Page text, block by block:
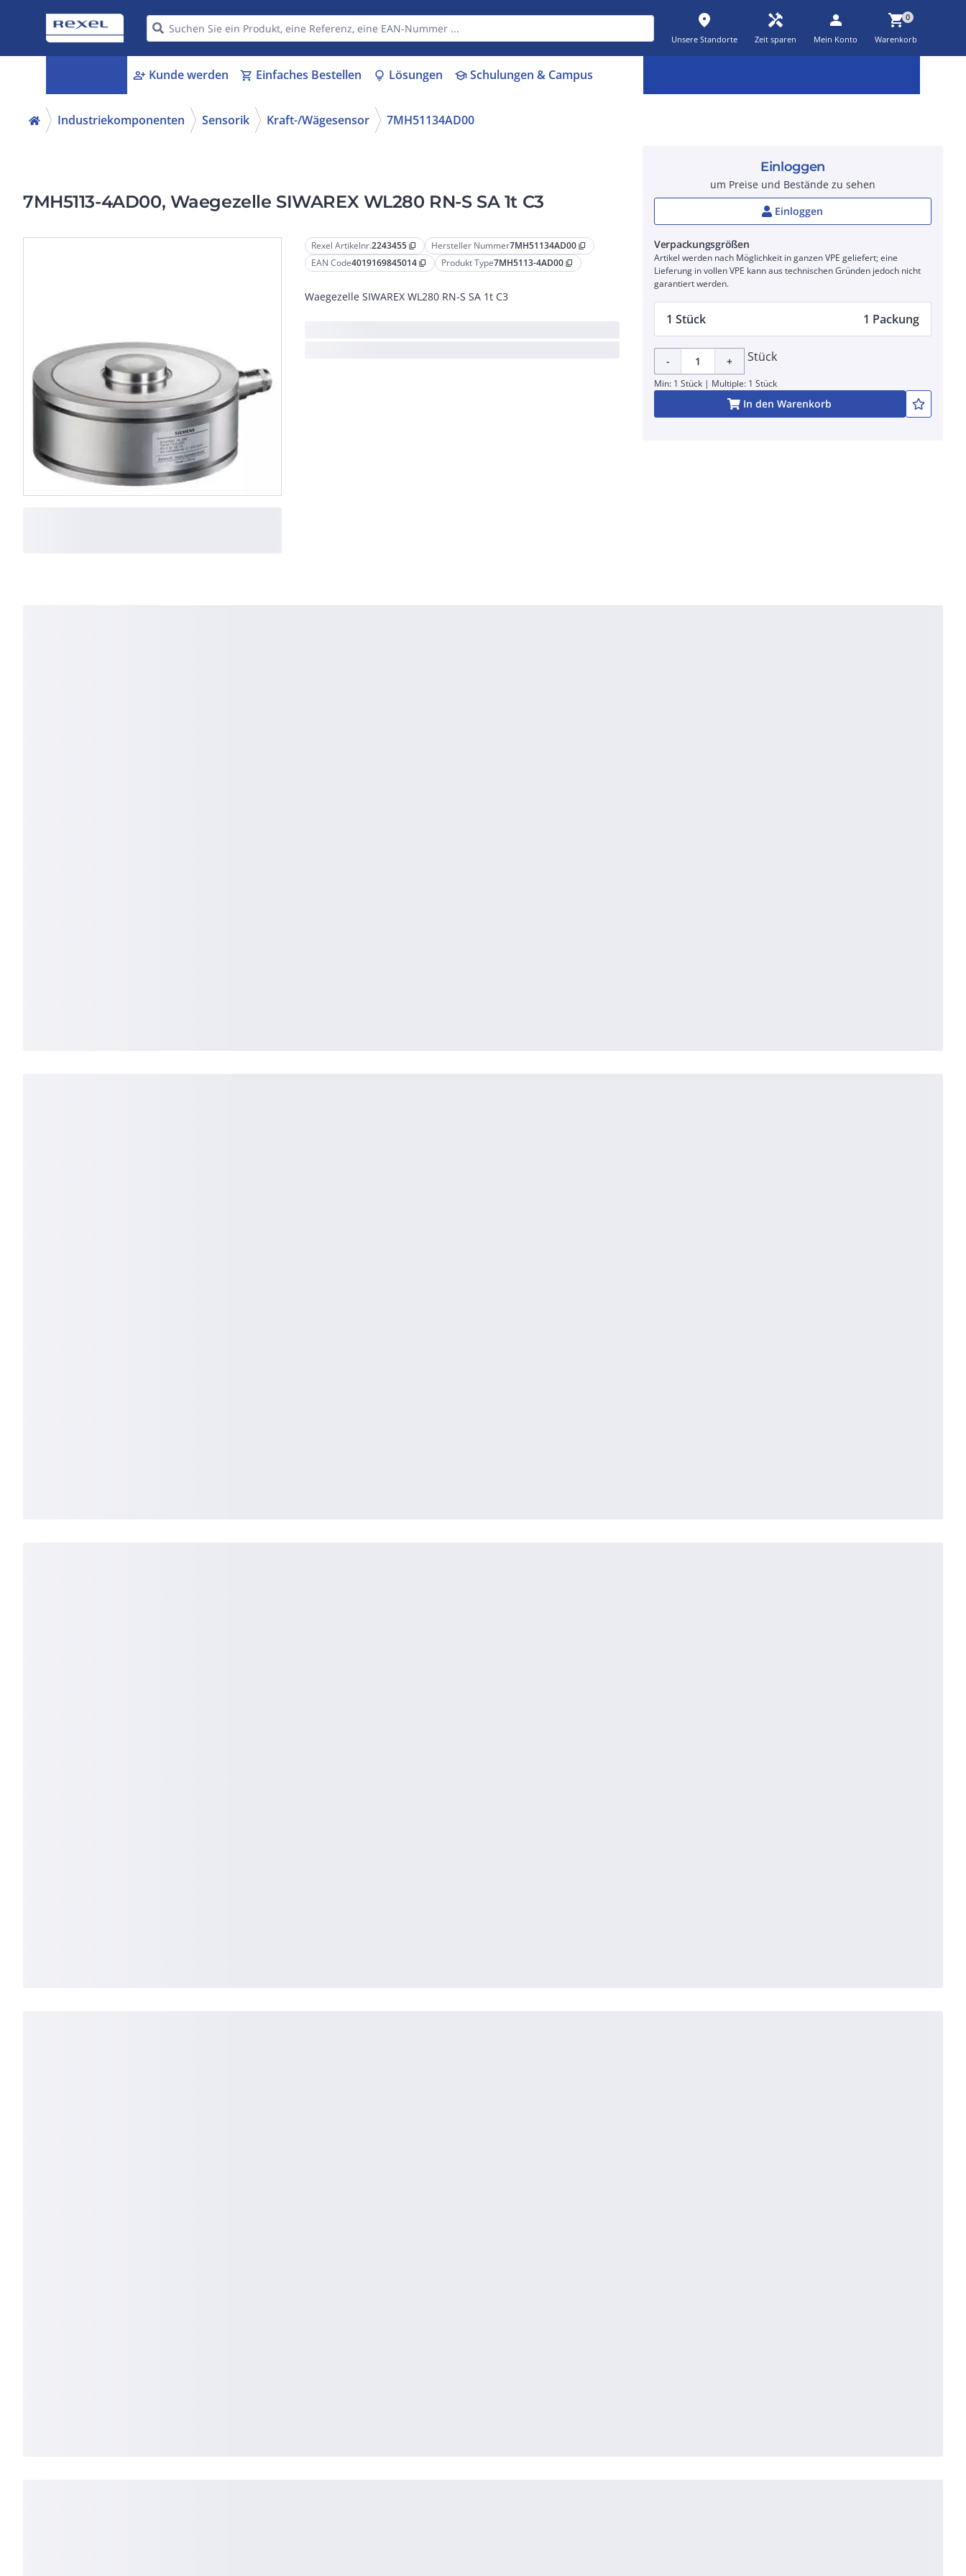
place
Unsere Standorte
handyman
Zeit sparen
person
Mein Konto
shopping_cart0
Warenkorb
person_add Kunde werden shopping_cart Einfaches Bestellen lightbulb Lösungen schoolSchulungen & Campus
Industriekomponenten Sensorik Kraft-/Wägesensor 7MH51134AD00
7MH5113-4AD00, Waegezelle SIWAREX WL280 RN-S SA 1t C3
Rexel Artikelnr.2243455 content_copy Hersteller Nummer7MH51134AD00 content_copy
EAN Code4019169845014 content_copy Produkt Type7MH5113-4AD00 content_copy
Waegezelle SIWAREX WL280 RN-S SA 1t C3
Einloggen
um Preise und Bestände zu sehen
Einloggen
Verpackungsgrößen
Artikel werden nach Möglichkeit in ganzen VPE geliefert; eine
Lieferung in vollen VPE kann aus technischen Gründen jedoch nicht
garantiert werden.
1 Stück 1 Packung
- + Stück
Min: 1 Stück | Multiple: 1 Stück
In den Warenkorb